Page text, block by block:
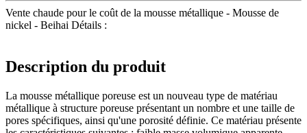
Vente chaude pour le coût de la mousse métallique - Mousse de
nickel - Beihai Détails :
Description du produit
La mousse métallique poreuse est un nouveau type de matériau
métallique à structure poreuse présentant un nombre et une taille de
pores spécifiques, ainsi qu'une porosité définie. Ce matériau présente